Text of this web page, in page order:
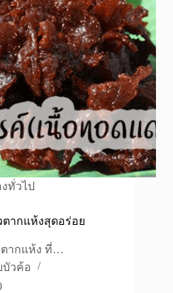
งทั่วไป
ตากแห้งสุดอร่อย
ตากแห้ง ที่…
บัวค้อ